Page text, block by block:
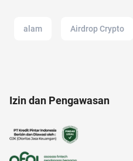
alam Airdrop Crypto
anak anak
Izin dan Pengawasan